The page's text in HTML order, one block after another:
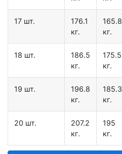
17 шт.
176.1
кг.
165.8
кг.
18 шт.
186.5
кг.
175.5
кг.
19 шт.
196.8
кг.
185.3
кг.
20 шт.
207.2
кг.
195
кг.